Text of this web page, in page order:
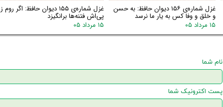
غزل شماره‌ی ۱۵۶ دیوان حافظ: به حسن
و خلق و وفا کس به یار ما نرسد
۱۵ مرداد ۰۵
غزل شماره‌ی ۱۵۵ دیوان حافظ: اگر روم ز
پی‌اش فتنه‌ها برانگیزد
۱۵ مرداد ۰۵
نام شما
پست اکترونیک شما